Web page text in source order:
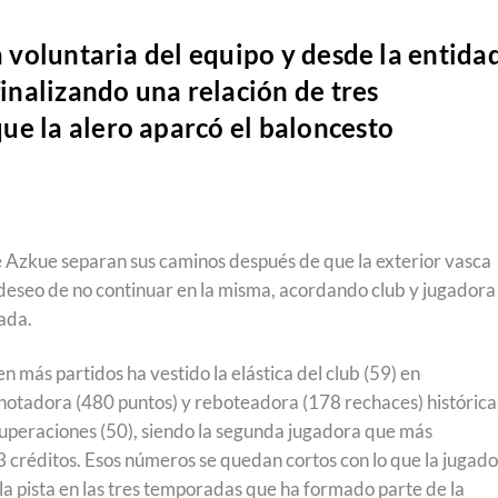
voluntaria del equipo y desde la
una relación de tres
la alero aparcó el baloncesto
separan sus caminos después de que la exterior vasca
de no continuar en la misma, acordando club y jugadora
más partidos ha vestido la elástica del club (59) en
(480 puntos) y reboteadora (178 rechaces)
(50), siendo la segunda jugadora que más
Esos números se quedan cortos con lo que la
pista en las tres temporadas que ha formado parte de la